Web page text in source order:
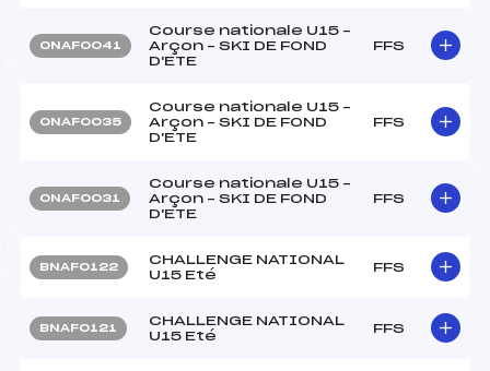
ONAF0041
Course nationale U15 –
Arçon – SKI DE FOND
D'ETE
FFS
ONAF0035
Course nationale U15 –
Arçon – SKI DE FOND
D'ETE
FFS
ONAF0031
Course nationale U15 –
Arçon – SKI DE FOND
D'ETE
FFS
BNAF0122
CHALLENGE NATIONAL
U15 Eté
FFS
BNAF0121
CHALLENGE NATIONAL
U15 Eté
FFS